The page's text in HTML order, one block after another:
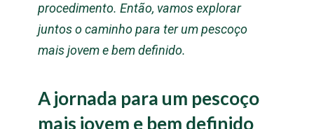
procedimento. Então, vamos explorar
juntos o caminho para ter um pescoço
mais jovem e bem definido.
A jornada para um pescoço
mais jovem e bem definido